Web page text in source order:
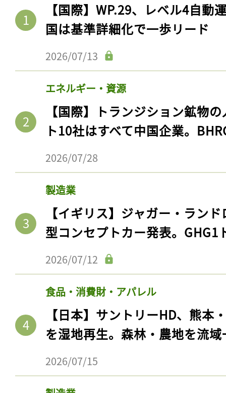
【国際】WP.29、レベル4自動
国は基準詳細化で一歩リード
2026/07/13
エネルギー・資源
【国際】トランジション鉱物
ト10社はすべて中国企業。
2026/07/28
製造業
【イギリス】ジャガー・ラン
型コンセプトカー発表。GHG1
2026/07/12
食品・消費財・アパレル
【日本】サントリーHD、熊本
を湿地再生。森林・農地を流
2026/07/15